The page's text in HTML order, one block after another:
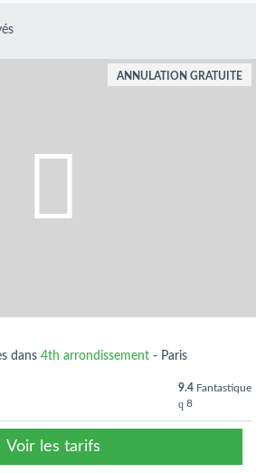
dans 4th arrondissement - Paris
9.4 Fantastique
8
Voir les tarifs
ANNULATION GRATUITE